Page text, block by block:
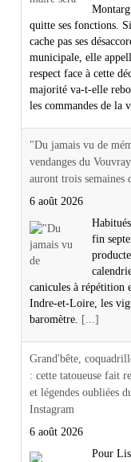
quitte ses fonctions.
cache pas ses
municipale, elle
respect face à cette
majorité va-t-elle
les commandes de la
"Du jamais vu de
vendanges du
auront trois semaines
6 août 2026
fin
canicules à répétition
Indre-et-Loire, les
baromètre.
[...]
Grand'bête,
: cette tatoueuse fait
et légendes oubliées
Instagram
6 août 2026
Pour